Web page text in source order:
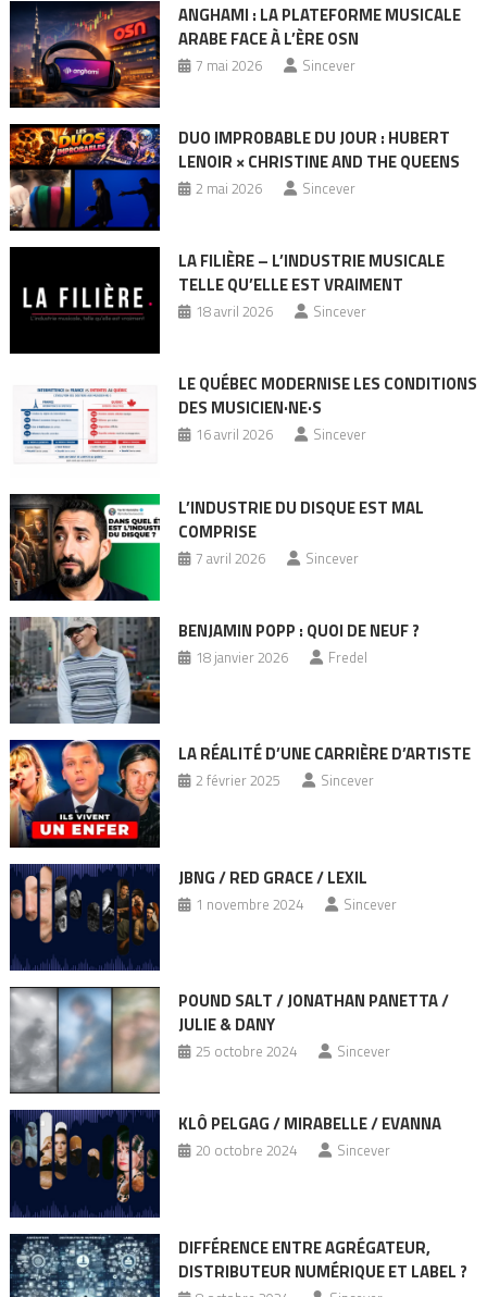
ANGHAMI : LA PLATEFORME MUSICALE
ARABE FACE À L’ÈRE OSN
7 mai 2026 Sincever
DUO IMPROBABLE DU JOUR : HUBERT
LENOIR × CHRISTINE AND THE QUEENS
2 mai 2026 Sincever
LA FILIÈRE – L’INDUSTRIE MUSICALE
TELLE QU’ELLE EST VRAIMENT
18 avril 2026 Sincever
LE QUÉBEC MODERNISE LES CONDITIONS
DES MUSICIEN·NE·S
16 avril 2026 Sincever
L’INDUSTRIE DU DISQUE EST MAL
COMPRISE
7 avril 2026 Sincever
BENJAMIN POPP : QUOI DE NEUF ?
18 janvier 2026 Fredel
LA RÉALITÉ D’UNE CARRIÈRE D’ARTISTE
2 février 2025 Sincever
JBNG / RED GRACE / LEXIL
1 novembre 2024 Sincever
POUND SALT / JONATHAN PANETTA /
JULIE & DANY
25 octobre 2024 Sincever
KLÔ PELGAG / MIRABELLE / EVANNA
20 octobre 2024 Sincever
DIFFÉRENCE ENTRE AGRÉGATEUR,
DISTRIBUTEUR NUMÉRIQUE ET LABEL ?